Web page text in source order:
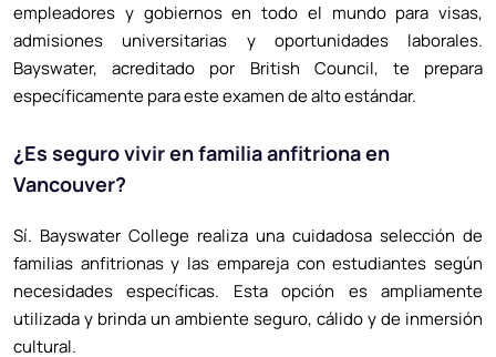
empleadores y gobiernos en todo el mundo para visas,
admisiones universitarias y oportunidades laborales.
Bayswater, acreditado por British Council, te prepara
específicamente para este examen de alto estándar.
¿Es seguro vivir en familia anfitriona en
Vancouver?
Sí. Bayswater College realiza una cuidadosa selección de
familias anfitrionas y las empareja con estudiantes según
necesidades específicas. Esta opción es ampliamente
utilizada y brinda un ambiente seguro, cálido y de inmersión
cultural.